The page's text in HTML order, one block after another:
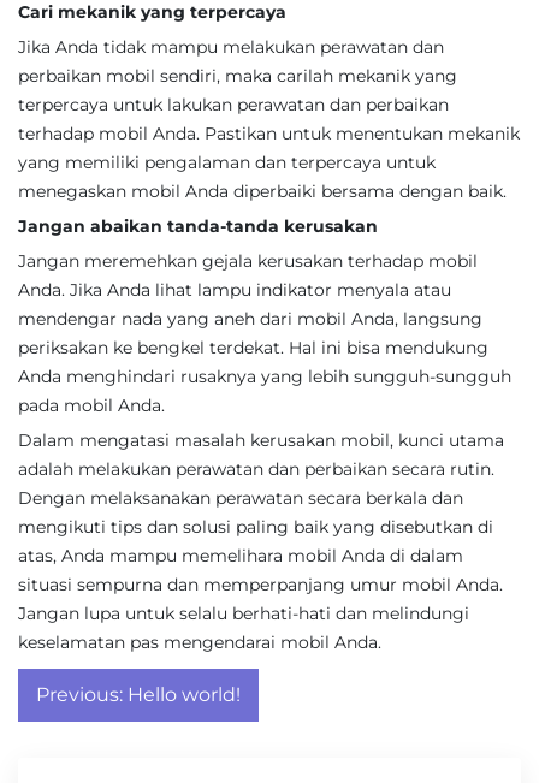
Cari mekanik yang terpercaya
Jika Anda tidak mampu melakukan perawatan dan
perbaikan mobil sendiri, maka carilah mekanik yang
terpercaya untuk lakukan perawatan dan perbaikan
terhadap mobil Anda. Pastikan untuk menentukan mekanik
yang memiliki pengalaman dan terpercaya untuk
menegaskan mobil Anda diperbaiki bersama dengan baik.
Jangan abaikan tanda-tanda kerusakan
Jangan meremehkan gejala kerusakan terhadap mobil
Anda. Jika Anda lihat lampu indikator menyala atau
mendengar nada yang aneh dari mobil Anda, langsung
periksakan ke bengkel terdekat. Hal ini bisa mendukung
Anda menghindari rusaknya yang lebih sungguh-sungguh
pada mobil Anda.
Dalam mengatasi masalah kerusakan mobil, kunci utama
adalah melakukan perawatan dan perbaikan secara rutin.
Dengan melaksanakan perawatan secara berkala dan
mengikuti tips dan solusi paling baik yang disebutkan di
atas, Anda mampu memelihara mobil Anda di dalam
situasi sempurna dan memperpanjang umur mobil Anda.
Jangan lupa untuk selalu berhati-hati dan melindungi
keselamatan pas mengendarai mobil Anda.
Post
navigation
Previous: Hello world!